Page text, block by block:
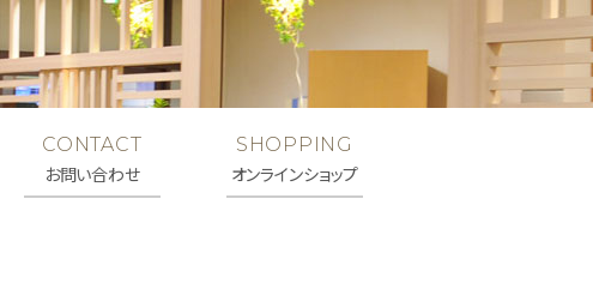
Follow Me
シェア
LINEで送る
CONTACT
お問い合わせ
SHOPPING
オンラインショップ